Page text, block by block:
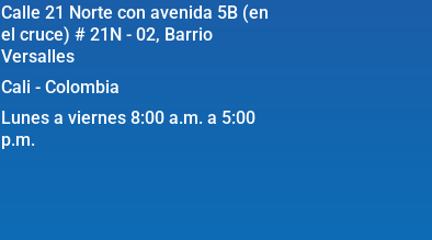
Calle 21 Norte con avenida 5B (en
el cruce) # 21N - 02, Barrio
Versalles
Cali - Colombia
Lunes a viernes 8:00 a.m. a 5:00
p.m.